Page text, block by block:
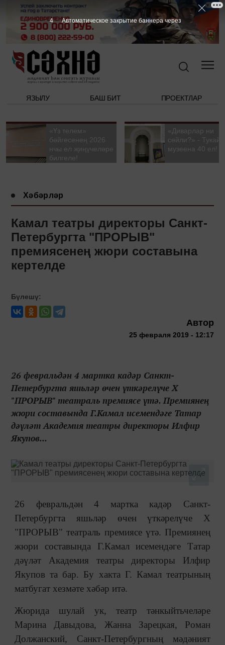
ЯЗЫЛУ БАШ БИТ ПРОЕКТЛАР
«Үз телем»
бәйгесенең 2026
нчы ел җиңүчеләре
билгеле!
«Диварлар ни
сөйли?» - Тукай
музеена 40 ел!
Хәбәрләр
Камал театры директоры Санкт-
Петербургта "ПРОРЫВ"
премиясенең жюри составына
кертелде
Бүлешү:
Автор
25 февраля 2019 - 12:17
26 февральдән 4 мартка кадәр Санкт-
Петербургта яшьләр өчен үткәрелүче Х
"ПРОРЫВ" театраль премиясе үтә. Премиянең
жюри составында Г.Камал исемендәге Татар
дәүләт Академия театры директоры Илфир
Якупов...
26 февральдән 4 мартка кадәр Санкт-
Петербургта яшьләр өчен үткәрелүче Х
"ПРОРЫВ" театраль премиясе үтә. Премиянең
жюри составында Г.Камал исемендәге Татар
дәүләт Академия театры директоры Илфир
Якупов та бар. Бу хакта Г. Камал театрының
матбугат хезмәте хәбәр итә.
Жюрида шулай ук, театр тәнкыйтьчеләре
Марина Давыдова, Жанна Зарецкая, Роман
Должанский, Санкт-Петербургның мәдәният
3 Автоматическое закрытие баннера через